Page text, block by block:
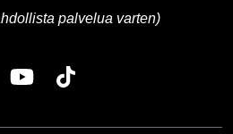
palvelua varten)